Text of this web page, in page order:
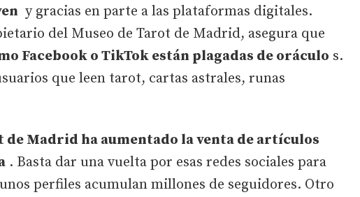
y gracias en parte a las plataformas digitales.
del Museo de Tarot de Madrid, asegura que
Facebook o TikTok están plagadas de oráculo s.
que leen tarot, cartas astrales, runas
de Madrid ha aumentado la venta de artículos
. Basta dar una vuelta por esas redes sociales para
perfiles acumulan millones de seguidores. Otro